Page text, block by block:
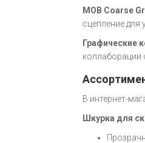
MOB Coarse
сцепление
Графические
коллаборации
В интернет-
Шкурка для